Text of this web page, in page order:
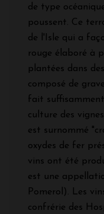
de type
poussent. Ce
de l'Isle qui a
rouge élaboré à
plantées dans
composé de
fait
culture des
est surnommé
oxydes de fer
vins ont été
est une
Pomerol). Les
confrérie des